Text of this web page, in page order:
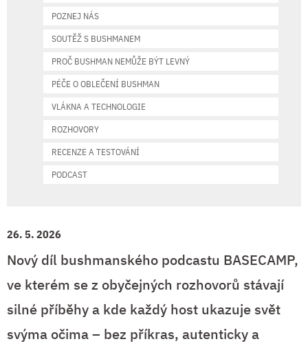
26. 5. 2026
Nový díl bushmanského podcastu BASECAMP,
ve kterém se z obyčejných rozhovorů stávají
silné příběhy a kde každý host ukazuje svět
svýma očima – bez příkras, autenticky a
POZNEJ NÁS
SOUTĚŽ S BUSHMANEM
PROČ BUSHMAN NEMŮŽE BÝT LEVNÝ
PÉČE O OBLEČENÍ BUSHMAN
VLÁKNA A TECHNOLOGIE
ROZHOVORY
RECENZE A TESTOVÁNÍ
PODCAST